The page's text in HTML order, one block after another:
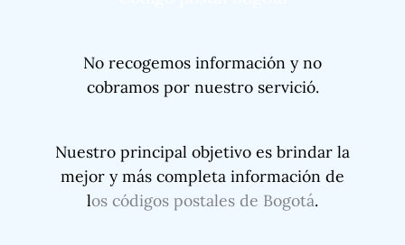
No recogemos información y no
cobramos por nuestro servició.
Nuestro principal objetivo es brindar la
mejor y más completa información de
los códigos postales de Bogotá.